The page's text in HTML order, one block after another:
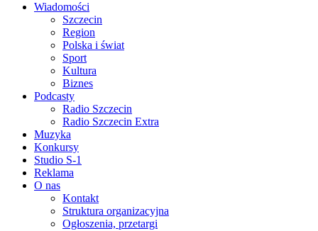
Wiadomości
Szczecin
Region
Polska i świat
Sport
Kultura
Biznes
Podcasty
Radio Szczecin
Radio Szczecin Extra
Muzyka
Konkursy
Studio S-1
Reklama
O nas
Kontakt
Struktura organizacyjna
Ogłoszenia, przetargi